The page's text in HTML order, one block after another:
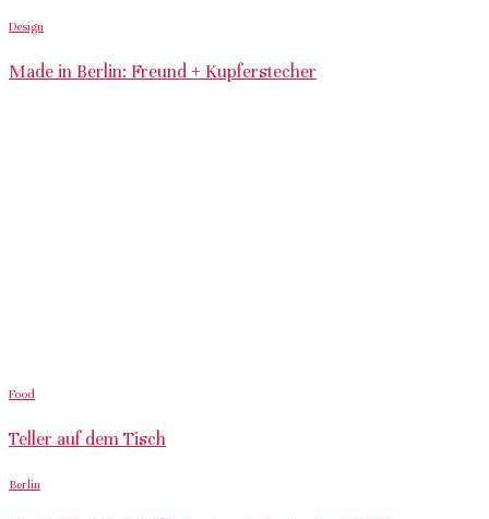
Design
Made in Berlin: Freund + Kupferstecher
Food
Teller auf dem Tisch
Berlin